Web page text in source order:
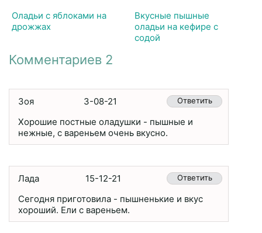
Оладьи с яблоками на
дрожжах
Вкусные пышные
оладьи на кефире с
содой
Комментариев 2
Зоя 3-08-21 Ответить
Хорошие постные оладушки - пышные и
нежные, с вареньем очень вкусно.
Лада 15-12-21 Ответить
Сегодня приготовила - пышненькие и вкус
хороший. Ели с вареньем.